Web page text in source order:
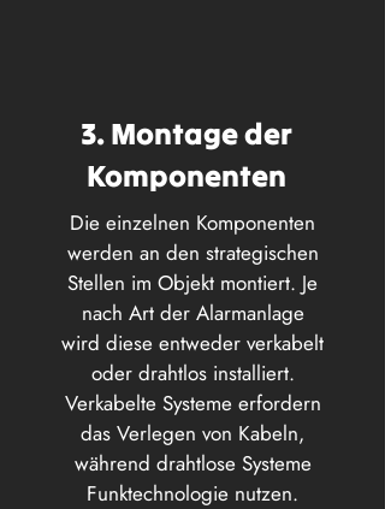
3. Montage der
Komponenten
Die einzelnen Komponenten
werden an den strategischen
Stellen im Objekt montiert. Je
nach Art der Alarmanlage
wird diese entweder verkabelt
oder drahtlos installiert.
Verkabelte Systeme erfordern
das Verlegen von Kabeln,
während drahtlose Systeme
Funktechnologie nutzen.